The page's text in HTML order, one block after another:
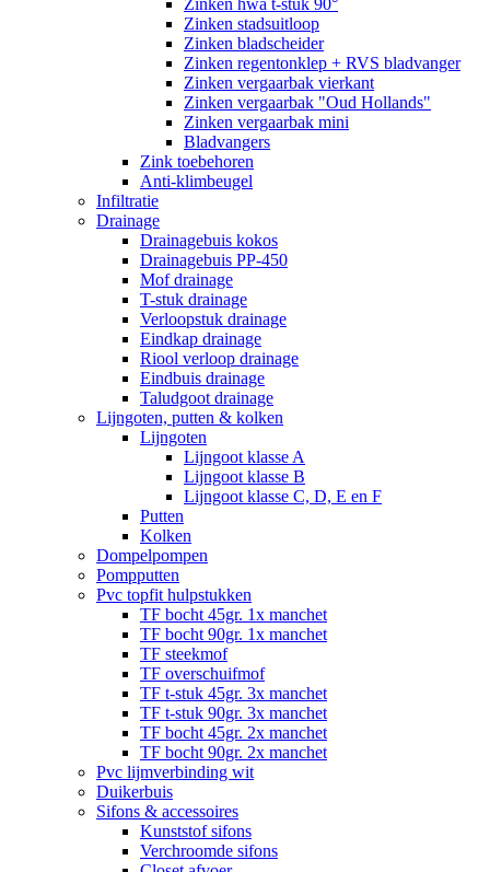
Zinken hwa t-stuk 90°
Zinken stadsuitloop
Zinken bladscheider
Zinken regentonklep + RVS bladvanger
Zinken vergaarbak vierkant
Zinken vergaarbak "Oud Hollands"
Zinken vergaarbak mini
Bladvangers
Zink toebehoren
Anti-klimbeugel
Infiltratie
Drainage
Drainagebuis kokos
Drainagebuis PP-450
Mof drainage
T-stuk drainage
Verloopstuk drainage
Eindkap drainage
Riool verloop drainage
Eindbuis drainage
Taludgoot drainage
Lijngoten, putten & kolken
Lijngoten
Lijngoot klasse A
Lijngoot klasse B
Lijngoot klasse C, D, E en F
Putten
Kolken
Dompelpompen
Pompputten
Pvc topfit hulpstukken
TF bocht 45gr. 1x manchet
TF bocht 90gr. 1x manchet
TF steekmof
TF overschuifmof
TF t-stuk 45gr. 3x manchet
TF t-stuk 90gr. 3x manchet
TF bocht 45gr. 2x manchet
TF bocht 90gr. 2x manchet
Pvc lijmverbinding wit
Duikerbuis
Sifons & accessoires
Kunststof sifons
Verchroomde sifons